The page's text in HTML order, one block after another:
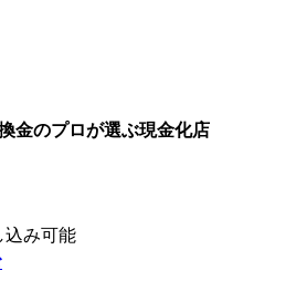
金のプロが選ぶ現金化店
込み可能